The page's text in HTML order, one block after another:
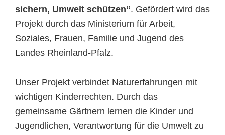
sichern, Umwelt schützen“. Gefördert wird das
Projekt durch das Ministerium für Arbeit,
Soziales, Frauen, Familie und Jugend des
Landes Rheinland-Pfalz.
Unser Projekt verbindet Naturerfahrungen mit
wichtigen Kinderrechten. Durch das
gemeinsame Gärtnern lernen die Kinder und
Jugendlichen, Verantwortung für die Umwelt zu